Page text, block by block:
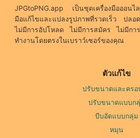
JPGtoPNG.app เป็นชุดเครื่องมือออนไ
มือแก้ไขและแปลงรูปภาพที่รวดเร็ว ปล
ไม่มีการอัปโหลด ไม่มีการสมัคร ไม่มีก
ทำงานโดยตรงในเบราว์เซอร์ของคุณ
ตัวแก้ไข
ปรับขนาดและครอ
ปรับขนาดแบบก
บีบอัดแบบกลุ่ม
หมุน